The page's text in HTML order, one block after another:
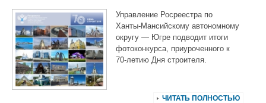
Управление Росреестра по
Ханты‑Мансийскому автономному
округу — Югре подводит итоги
фотоконкурса, приуроченного к
70‑летию Дня строителя.
ЧИТАТЬ ПОЛНОСТЬЮ